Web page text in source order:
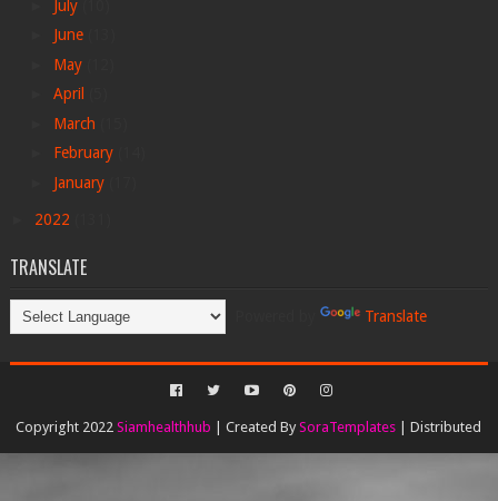
July
June
May
April
March
February
January
2022
TRANSLATE
Translate
Copyright 2022Siamhealthhub | Created BySoraTemplates | Distributed